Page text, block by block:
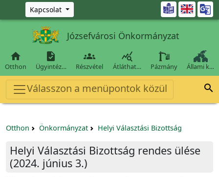
Ugrás a fő tartalomra
Kapcsolat 
Józsefvárosi Önkormányzat

Otthon

Ügyintéz…

Részvétel

Átláthat… Pázmány Állami k…
Válasszon a menüpontok közül 
Otthon Önkormányzat Helyi Választási Bizottság
Helyi Választási Bizottság rendes ülése
(2024. június 3.)